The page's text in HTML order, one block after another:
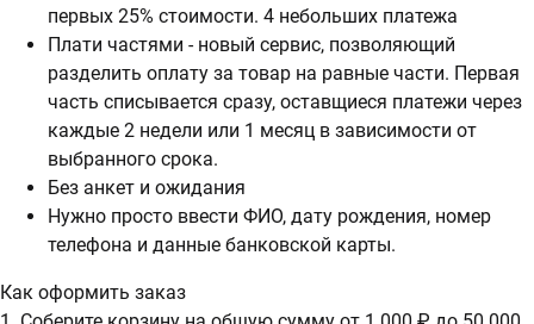
первых 25% стоимости. 4 небольших платежа
Плати частями - новый сервис, позволяющий
разделить оплату за товар на равные части. Первая
часть списывается сразу, оставщиеся платежи через
каждые 2 недели или 1 месяц в зависимости от
выбранного срока.
Без анкет и ожидания
Нужно просто ввести ФИО, дату рождения, номер
телефона и данные банковской карты.
Как оформить заказ